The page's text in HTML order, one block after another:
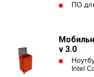
ПО
v 3.0
Intel